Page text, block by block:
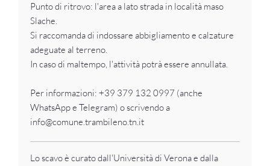
Punto di ritrovo: l'area a lato strada in località maso
Slache.
Si raccomanda di indossare abbigliamento e calzature
adeguate al terreno.
In caso di maltempo, l'attività potrà essere annullata.
Per informazioni: +39 379 132 0997 (anche
WhatsApp e Telegram) o scrivendo a
info@comune.trambileno.tn.it
Lo scavo è curato dall'Università di Verona e dalla